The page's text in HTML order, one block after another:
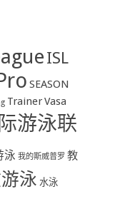
ISL
SEASON
TrainerVasa
游泳联
泳 我的斯威普罗 教
泳 水泳